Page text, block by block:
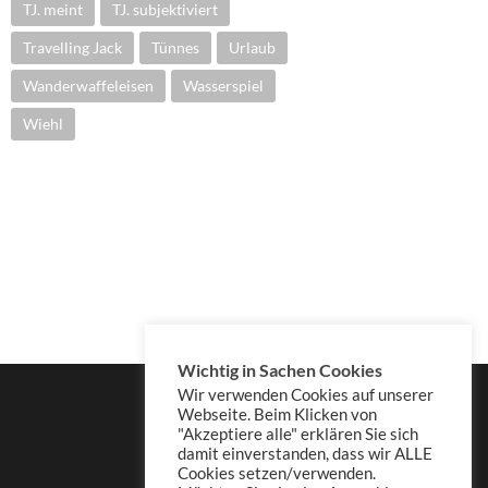
TJ. meint TJ. subjektiviert
Travelling Jack Tünnes Urlaub
Wanderwaffeleisen Wasserspiel
Wiehl
Wichtig in Sachen Cookies
Wir verwenden Cookies auf unserer
Webseite. Beim Klicken von
"Akzeptiere alle" erklären Sie sich
damit einverstanden, dass wir ALLE
Cookies setzen/verwenden.